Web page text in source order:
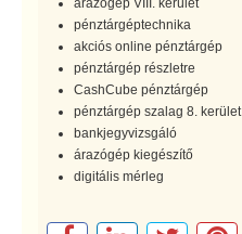
pénztárgéptechnika
akciós online pénztárgép
pénztárgép részletre
CashCube pénztárgép
pénztárgép szalag 8. kerület
bankjegyvizsgáló
árazógép kiegészítő
digitális mérleg